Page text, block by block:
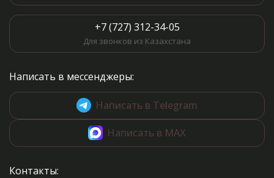
+7 (727) 312-34-05
Для звонков из Казахстана
Написать в мессенджеры:
Написать в Telegram
Написать в MAX
Контакты: